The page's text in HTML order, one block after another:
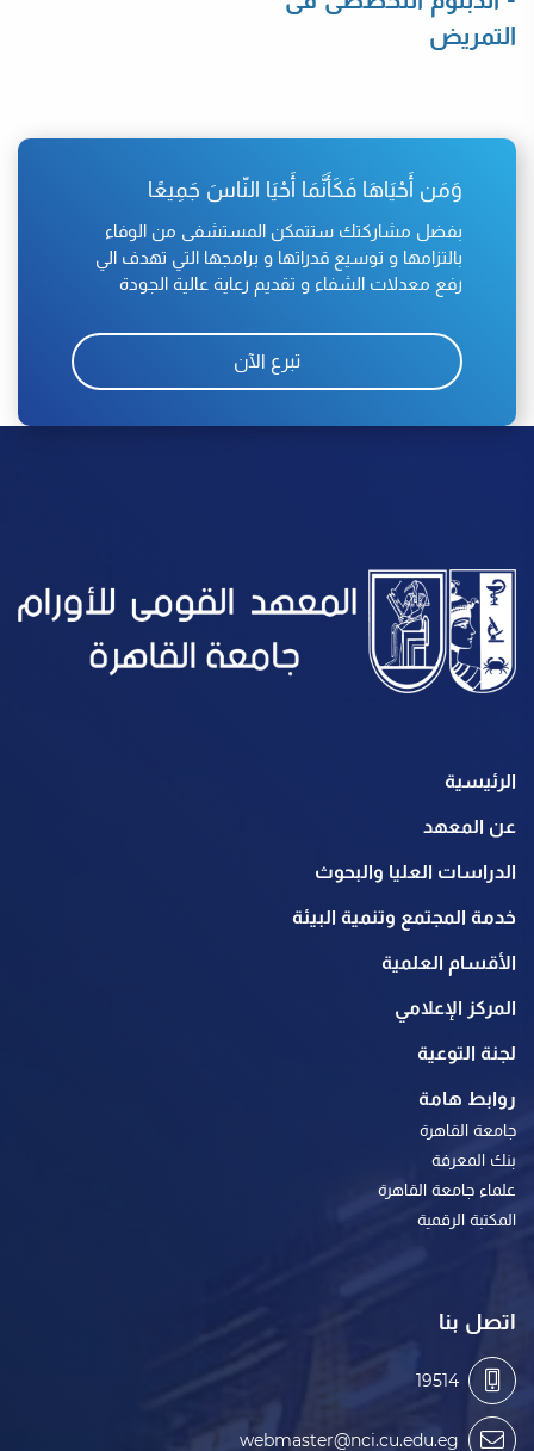
التمريض
وَمَن أَحْيَاهَا فَكَأَنَّمَا أَحْيَا النّاسَ جَمِيعًا
بفضل مشاركتك ستتمكن المستشفى من الوفاء
بالتزامها و توسيع قدراتها و برامجها التي تهدف الي
رفع معدلات الشفاء و تقديم رعاية عالية الجودة
تبرع الآن
الرئيسية
عن المعهد
الدراسات العليا والبحوث
خدمة المجتمع وتنمية البيئة
الأقسام العلمية
المركز الإعلامي
لجنة التوعية
روابط هامة
جامعة القاهرة
بنك المعرفة
علماء جامعة القاهرة
المكتبة الرقمية
اتصل بنا
19514
webmaster@nci.cu.edu.eg